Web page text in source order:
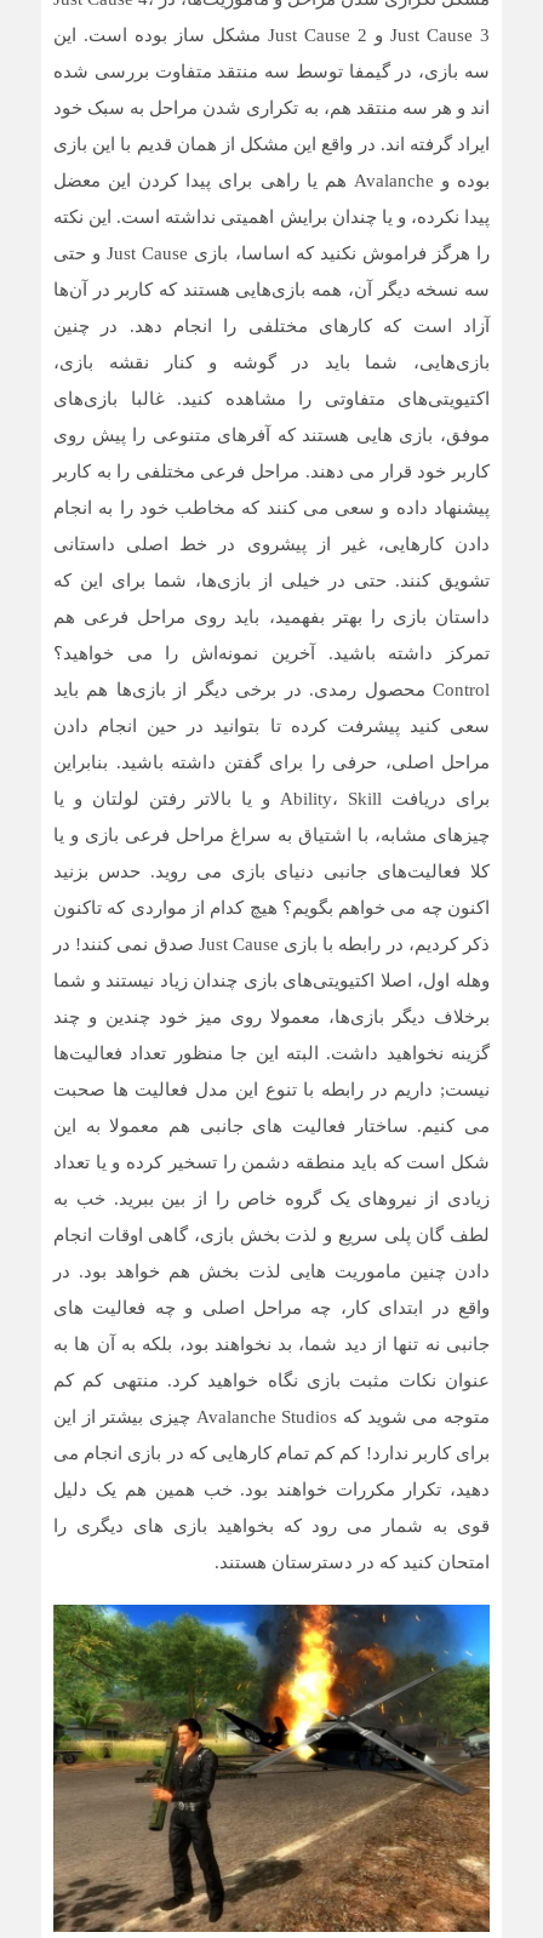
Just Cause 3 و Just Cause 2 مشکل ساز بوده است. این
سه بازی، در گیمفا توسط سه منتقد متفاوت بررسی شده
اند و هر سه منتقد هم، به تکراری شدن مراحل به سبک خود
ایراد گرفته اند. در واقع این مشکل از همان قدیم با این بازی
بوده و Avalanche هم یا راهی برای پیدا کردن این معضل
پیدا نکرده، و یا چندان برایش اهمیتی نداشته است. این نکته
را هرگز فراموش نکنید که اساسا، بازی Just Cause و حتی
سه نسخه دیگر آن، همه بازی‌هایی هستند که کاربر در آن‌ها
آزاد است که کارهای مختلفی را انجام دهد. در چنین
بازی‌هایی، شما باید در گوشه و کنار نقشه بازی،
اکتیویتی‌های متفاوتی را مشاهده کنید. غالبا بازی‌های
موفق، بازی هایی هستند که آفرهای متنوعی را پیش روی
کاربر خود قرار می دهند. مراحل فرعی مختلفی را به کاربر
پیشنهاد داده و سعی می کنند که مخاطب خود را به انجام
دادن کارهایی، غیر از پیشروی در خط اصلی داستانی
تشویق کنند. حتی در خیلی از بازی‌ها، شما برای این که
داستان بازی را بهتر بفهمید، باید روی مراحل فرعی هم
تمرکز داشته باشید. آخرین نمونه‌اش را می خواهید؟
Control محصول رمدی. در برخی دیگر از بازی‌ها هم باید
سعی کنید پیشرفت کرده تا بتوانید در حین انجام دادن
مراحل اصلی، حرفی را برای گفتن داشته باشید. بنابراین
برای دریافت Ability، Skill و یا بالاتر رفتن لولتان و یا
چیزهای مشابه، با اشتیاق به سراغ مراحل فرعی بازی و یا
کلا فعالیت‌های جانبی دنیای بازی می روید. حدس بزنید
اکنون چه می خواهم بگویم؟ هیچ کدام از مواردی که تاکنون
ذکر کردیم، در رابطه با بازی Just Cause صدق نمی کنند! در
وهله اول، اصلا اکتیویتی‌های بازی چندان زیاد نیستند و شما
برخلاف دیگر بازی‌ها، معمولا روی میز خود چندین و چند
گزینه نخواهید داشت. البته این جا منظور تعداد فعالیت‌ها
نیست; داریم در رابطه با تنوع این مدل فعالیت ها صحبت
می کنیم. ساختار فعالیت های جانبی هم معمولا به این
شکل است که باید منطقه دشمن را تسخیر کرده و یا تعداد
زیادی از نیروهای یک گروه خاص را از بین ببرید. خب به
لطف گان پلی سریع و لذت بخش بازی، گاهی اوقات انجام
دادن چنین ماموریت هایی لذت بخش هم خواهد بود. در
واقع در ابتدای کار، چه مراحل اصلی و چه فعالیت های
جانبی نه تنها از دید شما، بد نخواهند بود، بلکه به آن ها به
عنوان نکات مثبت بازی نگاه خواهید کرد. منتهی کم کم
متوجه می شوید که Avalanche Studios چیزی بیشتر از این
برای کاربر ندارد! کم کم تمام کارهایی که در بازی انجام می
دهید، تکرار مکررات خواهند بود. خب همین هم یک دلیل
قوی به شمار می رود که بخواهید بازی های دیگری را
امتحان کنید که در دسترستان هستند.